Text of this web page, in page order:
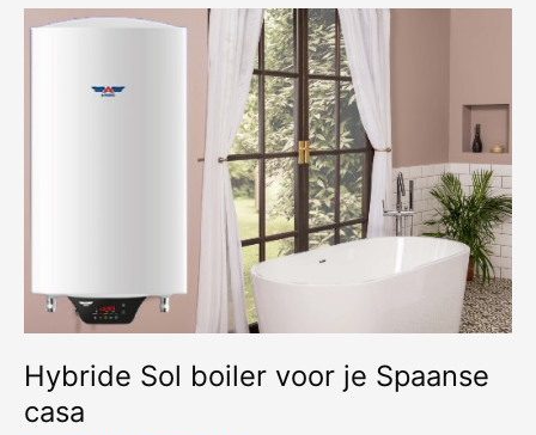
je
Hybride Sol boiler voor je Spaanse
casa